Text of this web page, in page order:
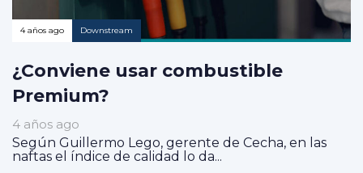
4 años ago Downstream
¿Conviene usar combustible
Premium?
4 años ago
Según Guillermo Lego, gerente de Cecha, en las
naftas el índice de calidad lo da...